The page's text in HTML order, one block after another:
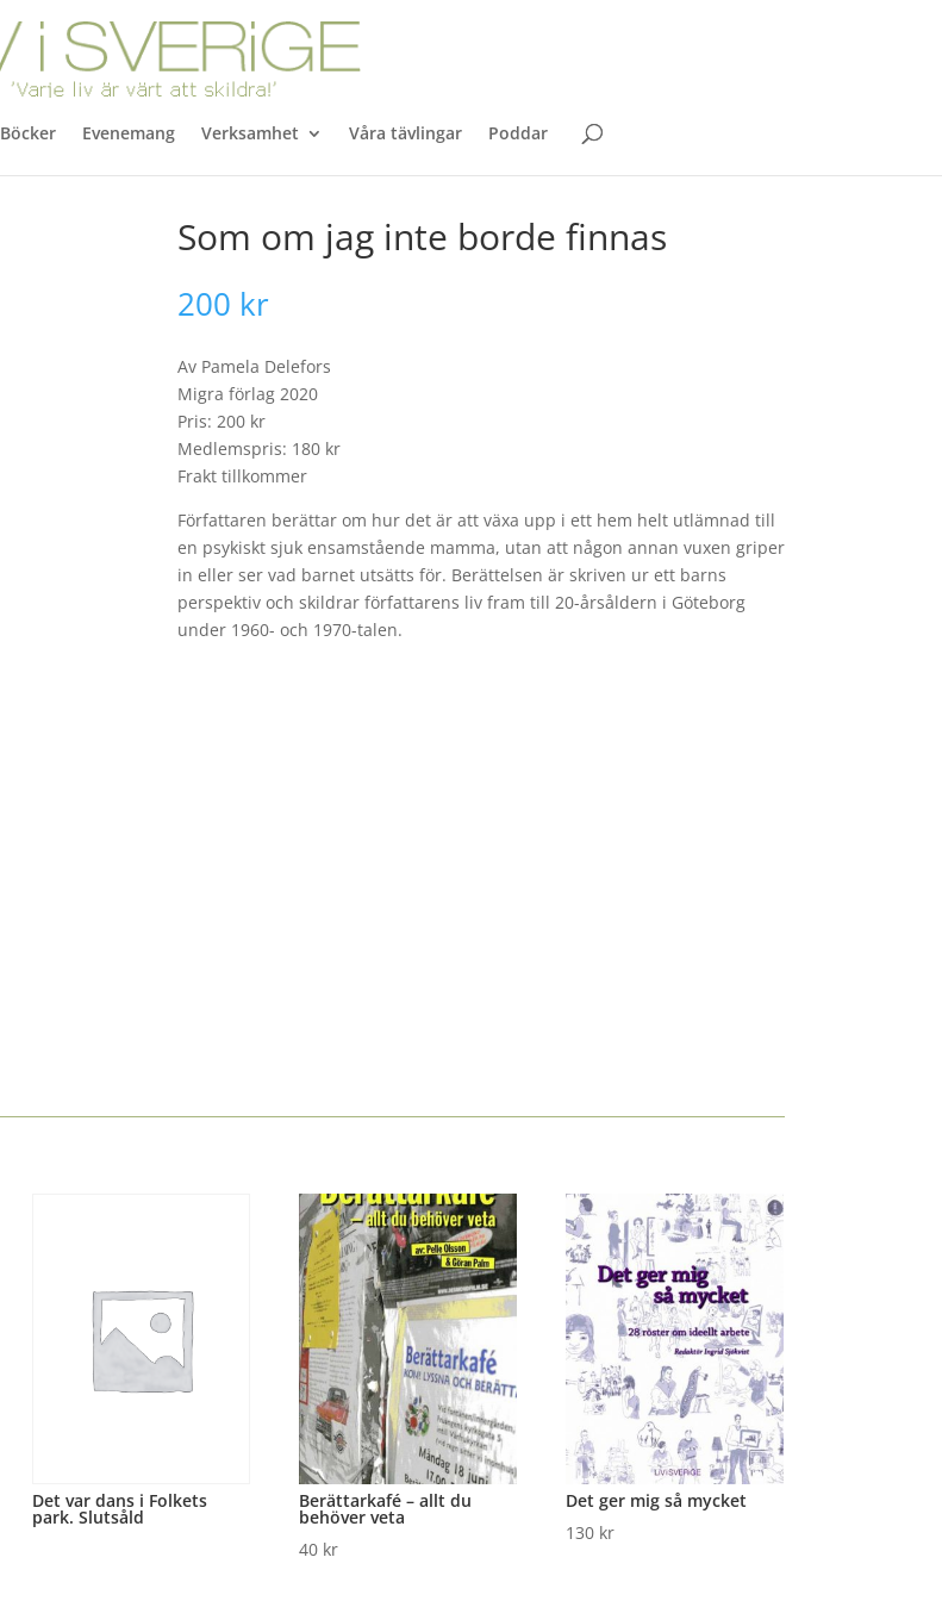
Böcker Evenemang Verksamhet Våra tävlingar Poddar
Som om jag inte borde finnas
200 kr
Av Pamela Delefors
Migra förlag 2020
Pris: 200 kr
Medlemspris: 180 kr
Frakt tillkommer
Författaren berättar om hur det är att växa upp i ett hem helt utlämnad till
en psykiskt sjuk ensamstående mamma, utan att någon annan vuxen griper
in eller ser vad barnet utsätts för. Berättelsen är skriven ur ett barns
perspektiv och skildrar författarens liv fram till 20-årsåldern i Göteborg
under 1960- och 1970-talen.
Det var dans i Folkets
park. Slutsåld
Berättarkafé – allt du
behöver veta
40 kr
Det ger mig så mycket
130 kr